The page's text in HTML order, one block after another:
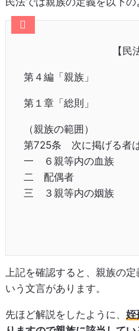
【民
第４編「親族」
第１章「総則」
（親族の範囲）
第725条 次に掲げる者は
一 ６親等内の血族
二 配偶者
三 ３親等内の姻族
上記を確認すると、親族の
いう文言があります。
先ほど解説をしたように、 姪